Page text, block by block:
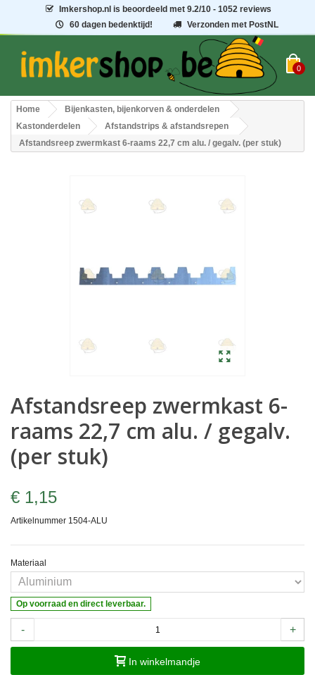
Imkershop.nl is beoordeeld met9.2/10 - 1052 reviews
60 dagen bedenktijd!
Verzonden met PostNL
0
Home
Bijenkasten, bijenkorven & onderdelen
Kastonderdelen
Afstandstrips & afstandsrepen
Afstandsreep zwermkast 6-raams 22,7 cm alu. / gegalv. (per stuk)
Afstandsreep zwermkast 6-
raams 22,7 cm alu. / gegalv.
(per stuk)
€ 1,15
Artikelnummer 1504-ALU
Materiaal
Op voorraad en direct leverbaar.
- +
In winkelmandje